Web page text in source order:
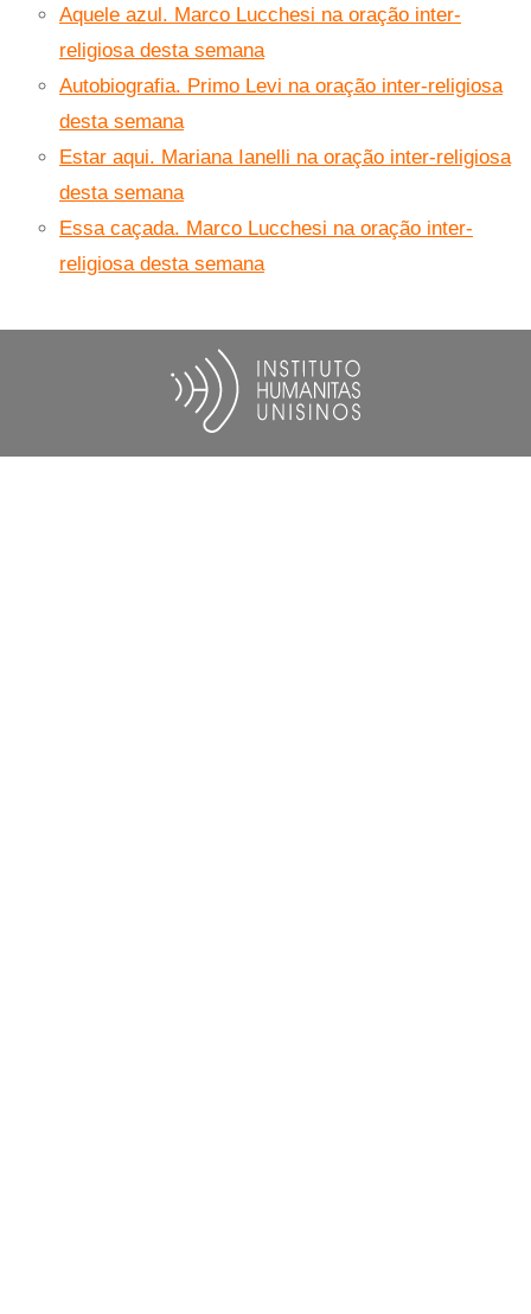
Aquele azul. Marco Lucchesi na oração inter-
religiosa desta semana
Autobiografia. Primo Levi na oração inter-religiosa
desta semana
Estar aqui. Mariana Ianelli na oração inter-religiosa
desta semana
Essa caçada. Marco Lucchesi na oração inter-
religiosa desta semana